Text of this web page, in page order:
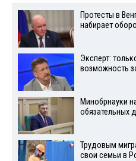
Протесты в
набирает
Эксперт:
возможность
Минобрнауки
обязательных
Трудовым
свои семьи в